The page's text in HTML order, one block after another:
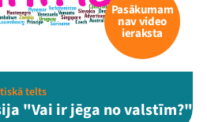
Pasākumam
nav video
ieraksta
telts
"Vai ir jēga no valstīm?"